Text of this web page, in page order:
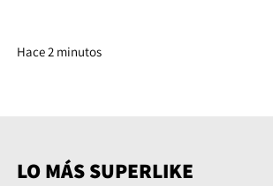
Hace 2 minutos
LO MÁS SUPERLIKE